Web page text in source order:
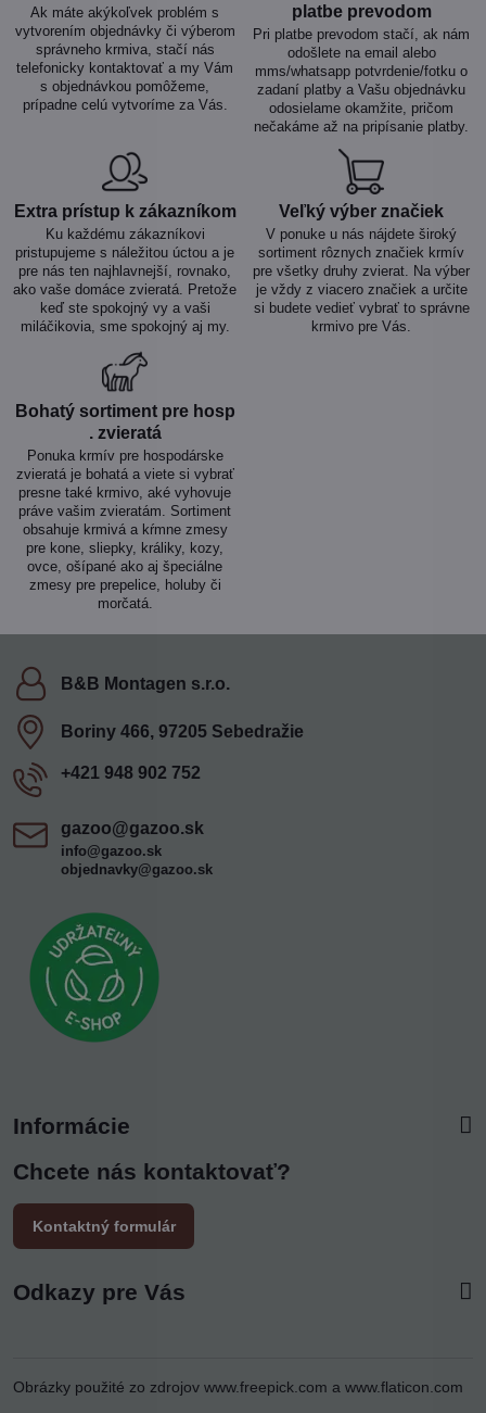
Ak máte akýkoľvek problém s
vytvorením objednávky či výberom
správneho krmiva, stačí nás
telefonicky kontaktovať a my Vám
s objednávkou pomôžeme,
prípadne celú vytvoríme za Vás.
platbe prevodom
Pri platbe prevodom stačí, ak nám
odošlete na email alebo
mms/whatsapp potvrdenie/fotku o
zadaní platby a Vašu objednávku
odosielame okamžite, pričom
nečakáme až na pripísanie platby.
Extra prístup k zákazníkom
Ku každému zákazníkovi
pristupujeme s náležitou úctou a je
pre nás ten najhlavnejší, rovnako,
ako vaše domáce zvieratá. Pretože
keď ste spokojný vy a vaši
miláčikovia, sme spokojný aj my.
Veľký výber značiek
V ponuke u nás nájdete široký
sortiment rôznych značiek krmív
pre všetky druhy zvierat. Na výber
je vždy z viacero značiek a určite
si budete vedieť vybrať to správne
krmivo pre Vás.
Bohatý sortiment pre hosp​
. zvieratá
Ponuka krmív pre hospodárske
zvieratá je bohatá a viete si vybrať
presne také krmivo, aké vyhovuje
práve vašim zvieratám. Sortiment
obsahuje krmivá a kŕmne zmesy
pre kone, sliepky, králiky, kozy,
ovce, ošípané ako aj špeciálne
zmesy pre prepelice, holuby či
morčatá.
B&B Montagen s​.r​.o​.
Boriny 466, 97205 Sebedražie
+421 948 902 752
gazoo​@gazoo​.sk
info@gazoo.sk
objednavky@gazoo.sk
Informácie
Chcete nás kontaktovať?
Kontaktný formulár
Odkazy pre Vás
Obrázky použité zo zdrojov www.freepick.com a www.flaticon.com